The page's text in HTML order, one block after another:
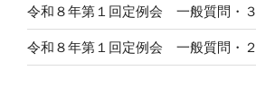
令和８年第１回定例会 一般質問・３
令和８年第１回定例会 一般質問・２